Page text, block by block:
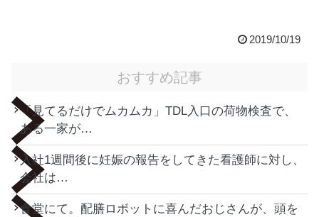
2019/10/19
おすすめ記事
「見てるだけでムカムカ」TDL入口の荷物検査で、
ある一家が…
入社1週間後に妊娠の報告をしてきた看護師に対し、
会社は…
食堂にて。配膳ロボットに喜んだおじさんが、頭を